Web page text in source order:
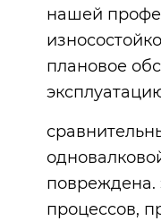
нашей
плановое
повреждена.
процессов,